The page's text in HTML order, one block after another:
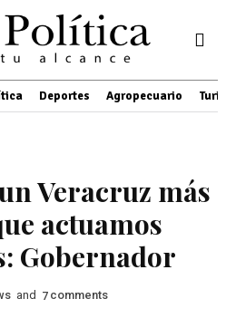
Deportes Agropecuario
Veracruz más
actuamos
Gobernador
and 7 comments